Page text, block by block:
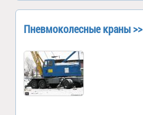
Пневмоколесные краны >>